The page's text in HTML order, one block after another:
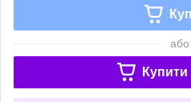
або
Купити